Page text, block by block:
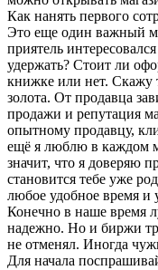
Как нанять первого
Это еще один важный
приятель
удержать? Стоит ли
книжке или нет. Скажу
золота. От продавца
продажи и репутация
опытному продавцу,
ещё я люблю в каждом
значит, что я доверяю
становится тебе уже
любое удобное время и
Конечно в наше время
надежно. Но и биржи
не отменял. Иногда
Для начала